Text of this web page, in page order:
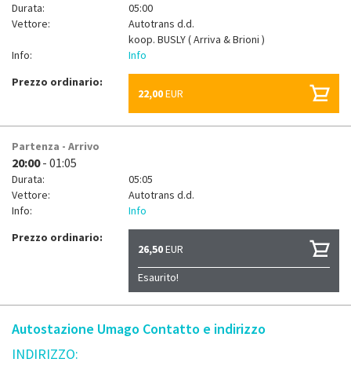
Durata:
05:00
Vettore:
Autotrans d.d.
koop. BUSLY ( Arriva & Brioni )
Info:
Info
Prezzo ordinario:
22,00EUR
Partenza - Arrivo
20:00- 01:05
Durata:
05:05
Vettore:
Autotrans d.d.
Info:
Info
Prezzo ordinario:
26,50EUR
Esaurito!
Autostazione Umago Contatto e indirizzo
INDIRIZZO: